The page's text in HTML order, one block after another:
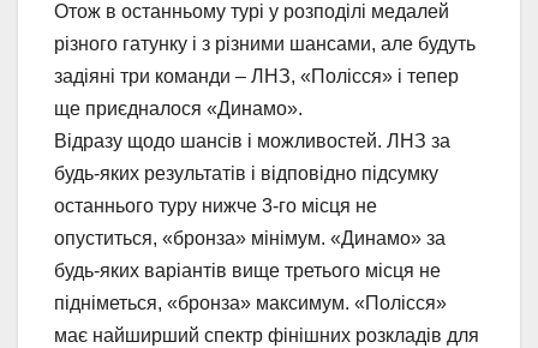
Отож в останньому турі у розподілі медалей
різного гатунку і з різними шансами, але будуть
задіяні три команди – ЛНЗ, «Полісся» і тепер
ще приєдналося «Динамо».
Відразу щодо шансів і можливостей. ЛНЗ за
будь-яких результатів і відповідно підсумку
останнього туру нижче 3-го місця не
опуститься, «бронза» мінімум. «Динамо» за
будь-яких варіантів вище третього місця не
підніметься, «бронза» максимум. «Полісся»
має найширший спектр фінішних розкладів для